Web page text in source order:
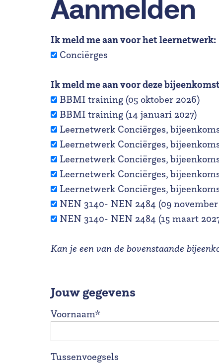
Aanmelden
Ik meld me aan voor het leernetwerk:
Conciërges
Ik meld me aan voor deze
BBMI training (05 oktober 2026)
BBMI training (14 januari 2027)
Leernetwerk Conciërges,
Leernetwerk Conciërges,
Leernetwerk Conciërges,
Leernetwerk Conciërges,
Leernetwerk Conciërges,
NEN 3140- NEN 2484 (09
NEN 3140- NEN 2484 (15 maart
Kan je een van de bovenstaande
Jouw gegevens
Voornaam*
Tussenvoegsels